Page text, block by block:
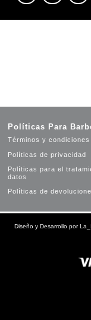
Políticas Para
Términos y condiciones
Políticas de privacidad
Políticas para el
datos
Políticas de
Diseño y Desarrollo por